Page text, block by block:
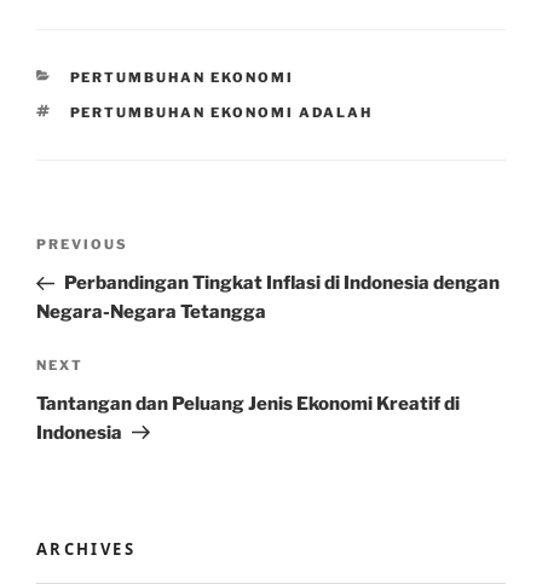
CATEGORIES
PERTUMBUHAN EKONOMI
TAGS
PERTUMBUHAN EKONOMI ADALAH
Previous
Post
PREVIOUS
Perbandingan Tingkat Inflasi di Indonesia dengan
Negara-Negara Tetangga
Next
Post
NEXT
Tantangan dan Peluang Jenis Ekonomi Kreatif di
Indonesia
ARCHIVES